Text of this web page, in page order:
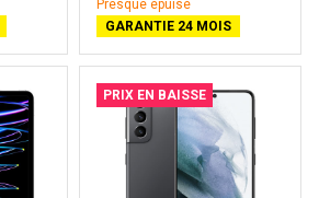
Presque épuisé
GARANTIE 24 MOIS
PRIX EN BAISSE